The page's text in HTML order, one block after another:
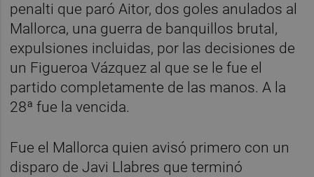
penalti que paró Aitor, dos goles anulados al
Mallorca, una guerra de banquillos brutal,
expulsiones incluidas, por las decisiones de
un Figueroa Vázquez al que se le fue el
partido completamente de las manos. A la
28ª fue la vencida.
Fue el Mallorca quien avisó primero con un
disparo de Javi Llabres que terminó